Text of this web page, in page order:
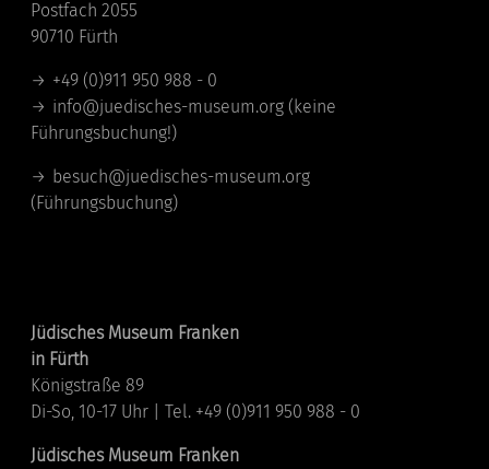
Postfach 2055
90710 Fürth
+49 (0)911 950 988 - 0
info@juedisches-museum.org (keine
Führungsbuchung!)
besuch@juedisches-museum.org
(Führungsbuchung)
Jüdisches Museum Franken
in Fürth
Königstraße 89
Di-So, 10-17 Uhr | Tel. +49 (0)911 950 988 - 0
Jüdisches Museum Franken